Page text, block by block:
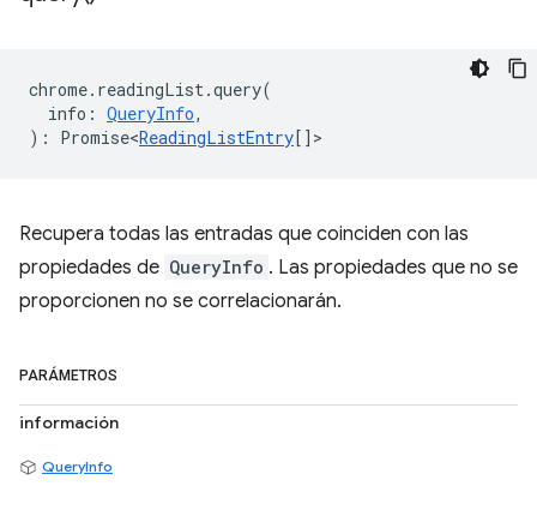
chrome. readingList .query(
info : QueryInfo,
) : Promise<ReadingListEntry[] >
Recupera todas las entradas que coinciden con las
propiedades de QueryInfo . Las propiedades que no se
proporcionen no se correlacionarán.
PARÁMETROS
información
QueryInfo